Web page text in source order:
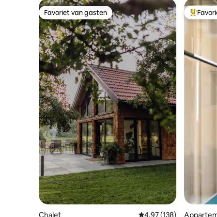
Favoriet van gasten
Favoriet van gasten
Chalet Gemiddelde
4,97 (138)